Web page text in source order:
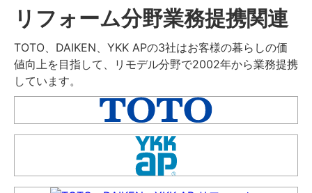
リフォーム分野業務提携関連
TOTO、DAIKEN、YKK APの3社はお客様の暮らしの価
値向上を目指して、リモデル分野で2002年から業務提携
しています。